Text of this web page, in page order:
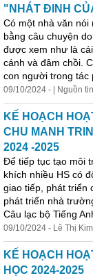
"NHÁT ĐINH
Có một nhà văn nói
bằng câu chuyện
được xem như là
cánh và đâm chồi.
con người trong tác
09/10/2024 - | Nguồn
KẾ HOẠCH
CHU MANH
2024 -2025
Để tiếp tục tạo môi
khích nhiều HS có
giao tiếp, phát triển
phát triển nhà
Câu lạc bộ Tiếng
09/10/2024 - Lê Thị
KẾ HOẠCH
HỌC 2024-2025